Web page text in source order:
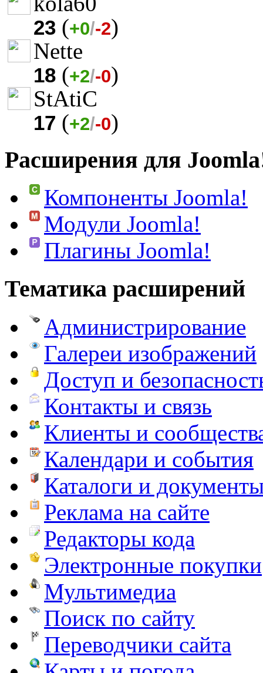
23 (+0/-2)
Nette
18 (+2/-0)
StAtiC
17 (+2/-0)
Расширения для
Компоненты Joomla!
Модули Joomla!
Плагины Joomla!
Тематика расширений
Администрирование
Галереи изображений
Доступ и
Контакты и связь
Клиенты и
Календари и события
Каталоги и
Реклама на сайте
Редакторы кода
Электронные покупки
Мультимедиа
Поиск по сайту
Переводчики сайта